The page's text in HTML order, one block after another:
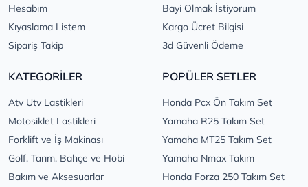
Hesabım
Kıyaslama Listem
Sipariş Takip
Bayi Olmak İstiyorum
Kargo Ücret Bilgisi
3d Güvenli Ödeme
KATEGORİLER
Atv Utv Lastikleri
Motosiklet Lastikleri
Forklift ve İş Makinası
Golf, Tarım, Bahçe ve Hobi
Bakım ve Aksesuarlar
POPÜLER SETLER
Honda Pcx Ön Takım Set
Yamaha R25 Takım Set
Yamaha MT25 Takım Set
Yamaha Nmax Takım
Honda Forza 250 Takım Set